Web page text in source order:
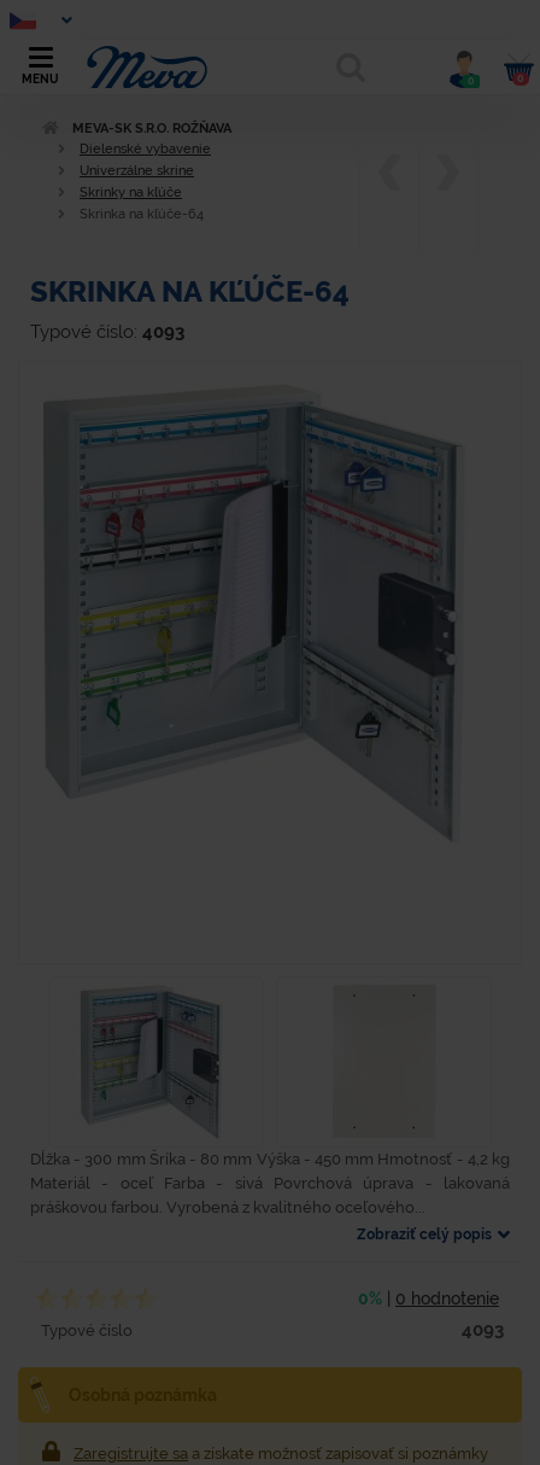
MENU 0 0
MEVA-SK S.R.O. ROŽŇAVA
Dielenské vybavenie
Univerzálne skrine
Skrinky na kľúče
Skrinka na kľúče-64
SKRINKA NA KĽÚČE-64
Typové číslo: 4093
Dĺžka - 300 mm Šríka - 80 mm Výška - 450 mm Hmotnosť - 4,2 kg
Materiál - oceľ Farba - sivá Povrchová úprava - lakovaná
práškovou farbou. Vyrobená z kvalitného oceľového...
Zobraziť celý popis
0% 0 hodnotenie
Typové číslo 4093
Zaregistrujte sa a získate možnosť zapisovať si poznámky